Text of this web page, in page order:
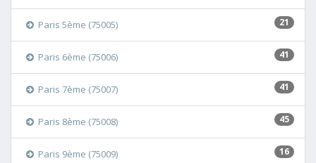
21
Paris 5ème (75005)
41
Paris 6ème (75006)
41
Paris 7ème (75007)
45
Paris 8ème (75008)
16
Paris 9ème (75009)